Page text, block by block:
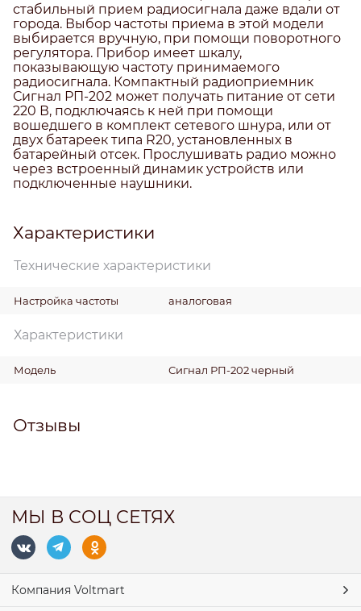
стабильный прием радиосигнала даже вдали от
города. Выбор частоты приема в этой модели
выбирается вручную, при помощи поворотного
регулятора. Прибор имеет шкалу,
показывающую частоту принимаемого
радиосигнала. Компактный радиоприемник
Сигнал РП-202 может получать питание от сети
220 В, подключаясь к ней при помощи
вошедшего в комплект сетевого шнура, или от
двух батареек типа R20, установленных в
батарейный отсек. Прослушивать радио можно
через встроенный динамик устройств или
подключенные наушники.
Характеристики
Технические характеристики
Настройка частоты аналоговая
Характеристики
Модель Сигнал РП-202 черный
Отзывы
МЫ В СОЦ СЕТЯХ
Компания Voltmart